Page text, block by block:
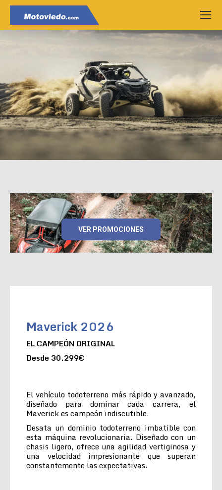
VER PROMOCIONES
Maverick 2026
EL CAMPEÓN ORIGINAL
Desde 30.299€
El vehículo todoterreno más rápido y avanzado,
diseñado para dominar cada carrera, el
Maverick es campeón indiscutible.
Desata un dominio todoterreno imbatible con
esta máquina revolucionaria. Diseñado con un
chasis ligero, ofrece una agilidad vertiginosa y
una velocidad impresionante que superan
constantemente las expectativas.